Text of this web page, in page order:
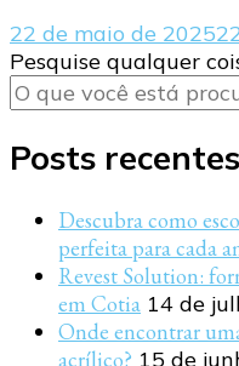
22 de maio de 2025
Procurando
algo?
Pesquise qualquer
Posts recentes
Descubra como
perfeita para cada
Revest Solution:
em Cotia 14 de
Onde encontrar
acrílico? 15 de